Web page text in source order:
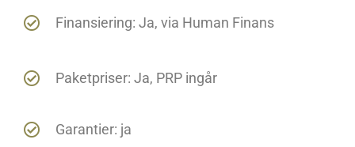
Finansiering: Ja, via Human Finans
Paketpriser: Ja, PRP ingår
Garantier: ja